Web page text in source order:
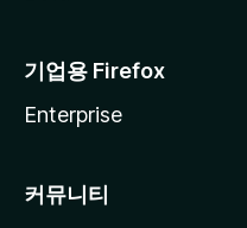
기업용 Firefox
Enterprise
커뮤니티